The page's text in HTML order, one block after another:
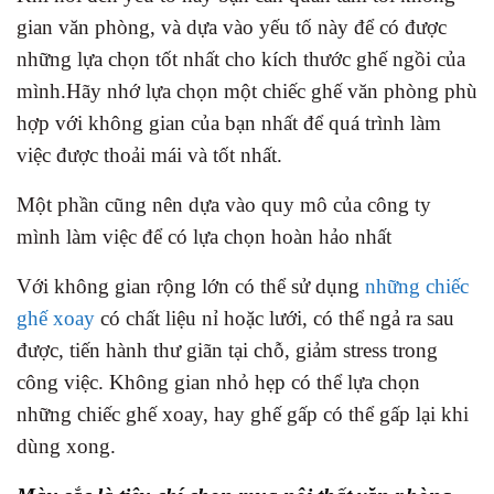
gian văn phòng, và dựa vào yếu tố này để có được
những lựa chọn tốt nhất cho kích thước ghế ngồi của
mình.Hãy nhớ lựa chọn một chiếc ghế văn phòng phù
hợp với không gian của bạn nhất để quá trình làm
việc được thoải mái và tốt nhất.
Một phần cũng nên dựa vào quy mô của công ty
mình làm việc để có lựa chọn hoàn hảo nhất
Với không gian rộng lớn có thể sử dụng những chiếc
ghế xoay có chất liệu nỉ hoặc lưới, có thể ngả ra sau
được, tiến hành thư giãn tại chỗ, giảm stress trong
công việc. Không gian nhỏ hẹp có thể lựa chọn
những chiếc ghế xoay, hay ghế gấp có thể gấp lại khi
dùng xong.